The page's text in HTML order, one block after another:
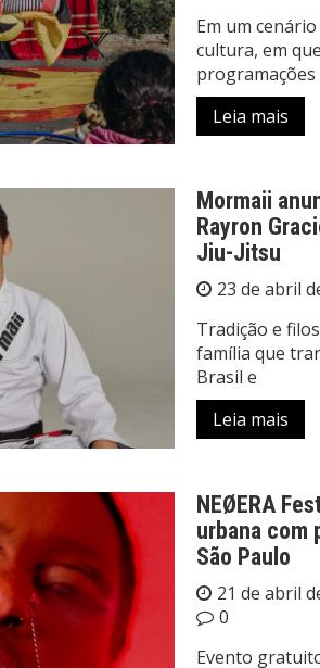
Em um
cultura, em
programações
Leia mais
Mormaii
Rayron
Jiu-Jitsu
23 de abril
Tradição e
família que
Brasil e
Leia mais
NEØERA
urbana com
São Paulo
21 de abril
0
Evento